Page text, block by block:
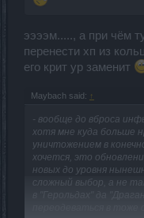
ээээм....., а при чём
перенести хп из
его крит ур заменит
Maybach said: ↑
- вообще до вброса
хотя мне куда больше
уничтожением в
хочется, это
новых до уровня
сложный выбор, а не